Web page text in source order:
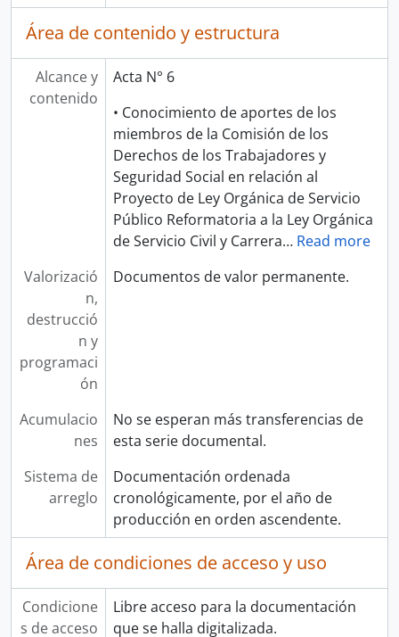
Área de contenido y estructura
Alcance y
contenido
Acta N° 6
• Conocimiento de aportes de los
miembros de la Comisión de los
Derechos de los Trabajadores y
Seguridad Social en relación al
Proyecto de Ley Orgánica de Servicio
Público Reformatoria a la Ley Orgánica
de Servicio Civil y Carrera… Read more
Valorizació
n,
destrucció
n y
programaci
ón
Documentos de valor permanente.
Acumulacio
nes
No se esperan más transferencias de
esta serie documental.
Sistema de
arreglo
Documentación ordenada
cronológicamente, por el año de
producción en orden ascendente.
Área de condiciones de acceso y uso
Condicione
s de acceso
Libre acceso para la documentación
que se halla digitalizada.